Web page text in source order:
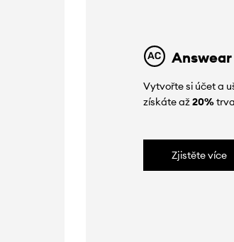
Vytvořte si účet a
získáte až20%
Zjistěte více